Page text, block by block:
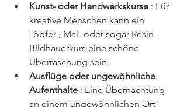
Kunst- oder Handwerkskurse : Für
kreative Menschen kann ein
Töpfer-, Mal- oder sogar Resin-
Bildhauerkurs eine schöne
Überraschung sein.
Ausflüge oder ungewöhnliche
Aufenthalte : Eine Übernachtung
an einem ungewöhnlichen Ort